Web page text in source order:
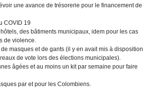
une avance de trésorerie pour le financement de
COVID 19
des bâtiments municipaux, idem pour les cas
de violence.
masques et de gants (il y en avait mis à disposition
de vote lors des élections municipales).
âgées et au moins un kit par semaine pour faire
par et pour les Colombiens.